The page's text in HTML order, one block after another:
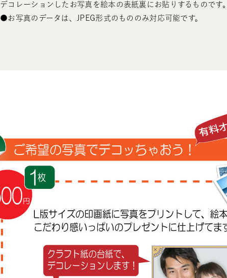
デコレーションしたお写真を絵本の表紙裏にお貼りするものです。
●お写真のデータは、JPEG形式のもののみ対応可能です。